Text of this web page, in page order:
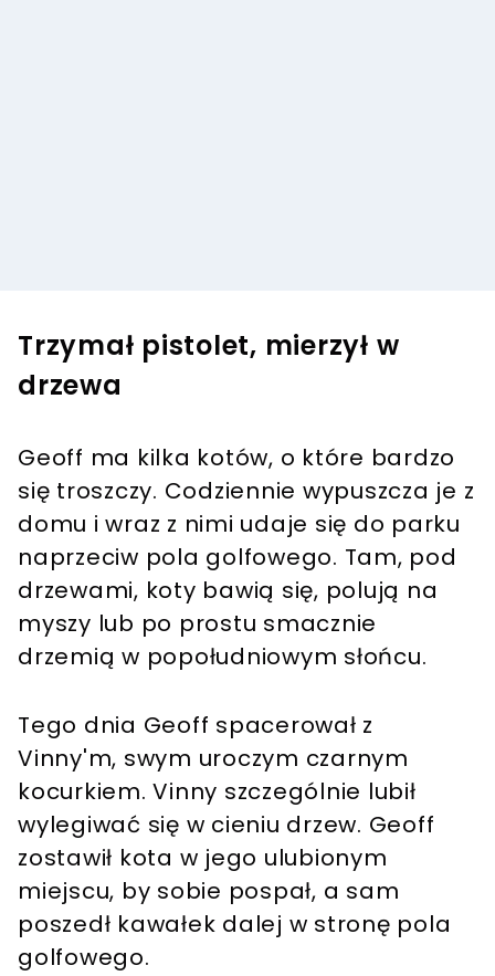
Trzymał pistolet, mierzył w
drzewa
Geoff ma kilka kotów, o które bardzo
się troszczy. Codziennie wypuszcza je z
domu i wraz z nimi udaje się do parku
naprzeciw pola golfowego. Tam, pod
drzewami, koty bawią się, polują na
myszy lub po prostu smacznie
drzemią w popołudniowym słońcu.
Tego dnia Geoff spacerował z
Vinny'm, swym uroczym czarnym
kocurkiem. Vinny szczególnie lubił
wylegiwać się w cieniu drzew. Geoff
zostawił kota w jego ulubionym
miejscu, by sobie pospał, a sam
poszedł kawałek dalej w stronę pola
golfowego.